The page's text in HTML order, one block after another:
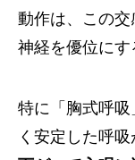
動作は、この
神経を優位にす
特に「胸式呼
く安定した呼吸